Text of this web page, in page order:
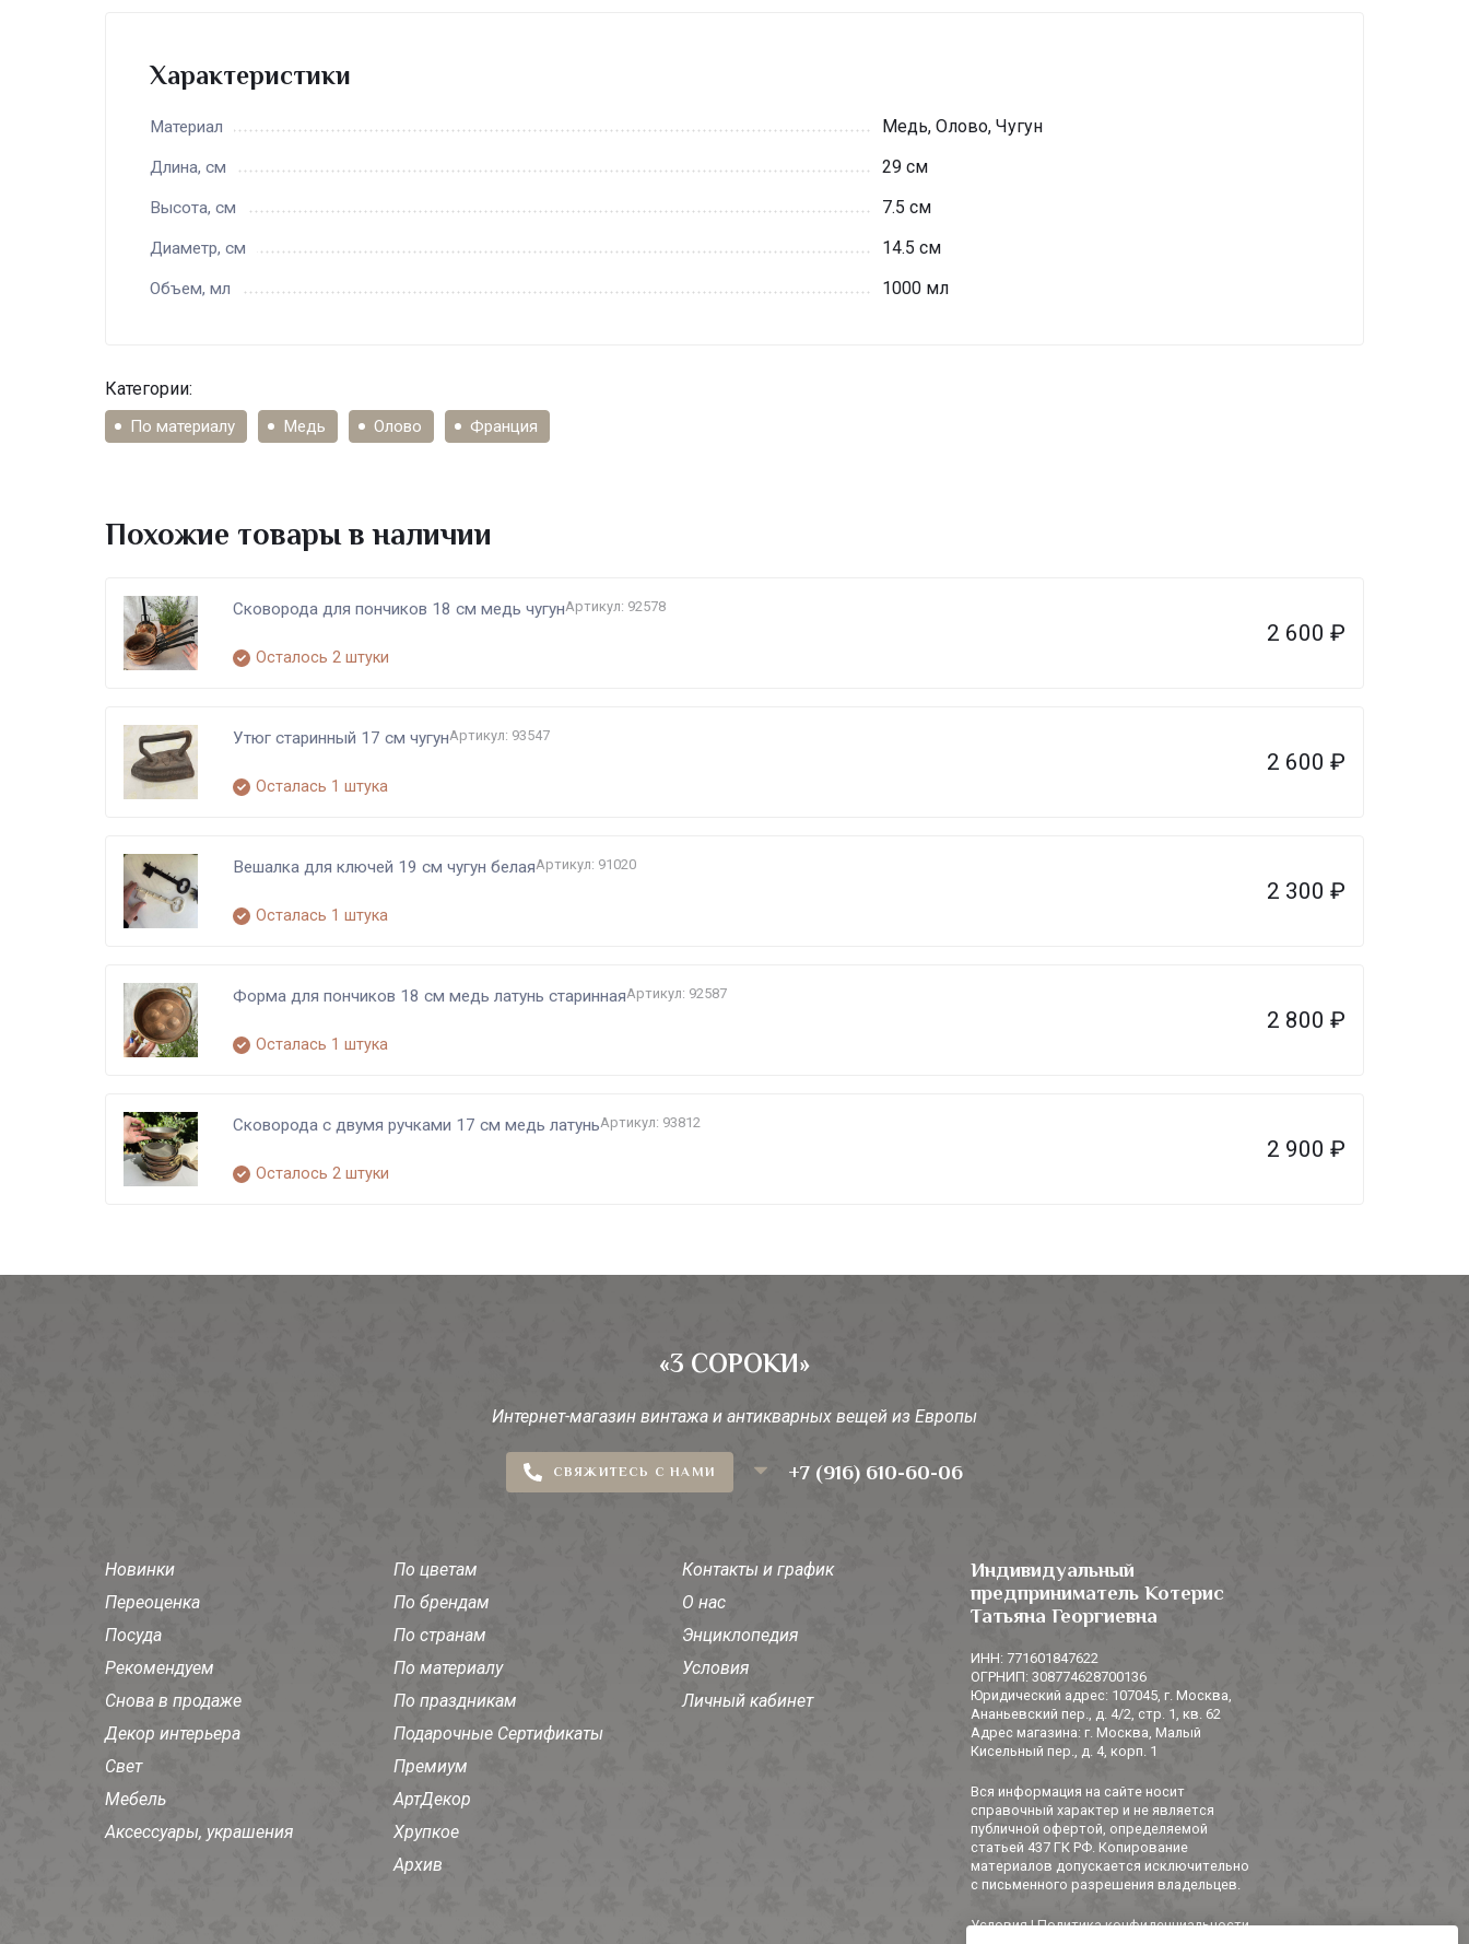
Характеристики
Материал Медь, Олово, Чугун
Длина, см 29 см
Высота, см 7.5 см
Диаметр, см 14.5 см
Объем, мл 1000 мл
Категории:
По материалу Медь Олово Франция
Похожие товары в наличии
Сковорода для пончиков 18 см медь чугунАртикул: 92578
Осталось 2 штуки
2 600 ₽
Утюг старинный 17 см чугунАртикул: 93547
Осталась 1 штука
2 600 ₽
Вешалка для ключей 19 см чугун белаяАртикул: 91020
Осталась 1 штука
2 300 ₽
Форма для пончиков 18 см медь латунь стариннаяАртикул: 92587
Осталась 1 штука
2 800 ₽
Сковорода с двумя ручками 17 см медь латуньАртикул: 93812
Осталось 2 штуки
2 900 ₽
«3 СОРОКИ»
Интернет-магазин винтажа и антикварных вещей из Европы
СВЯЖИТЕСЬ С НАМИ +7 (916) 610-60-06
Новинки
Переоценка
Посуда
Рекомендуем
Снова в продаже
Декор интерьера
Свет
Мебель
Аксессуары, украшения
По цветам
По брендам
По странам
По материалу
По праздникам
Подарочные Сертификаты
Премиум
АртДекор
Хрупкое
Архив
Контакты и график
О нас
Энциклопедия
Условия
Личный кабинет
Индивидуальный
предприниматель Котерис
Татьяна Георгиевна
ИНН: 771601847622
ОГРНИП: 308774628700136
Юридический адрес: 107045, г. Москва,
Ананьевский пер., д. 4/2, стр. 1, кв. 62
Адрес магазина: г. Москва, Малый
Кисельный пер., д. 4, корп. 1
Вся информация на сайте носит
справочный характер и не является
публичной офертой, определяемой
статьей 437 ГК РФ. Копирование
материалов допускается исключительно
с письменного разрешения владельцев.
Условия|Политика конфиденциальности